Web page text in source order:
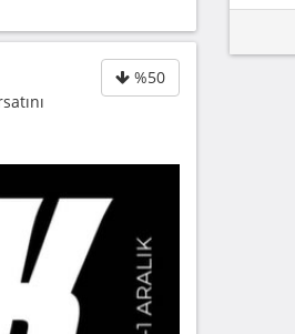
%50